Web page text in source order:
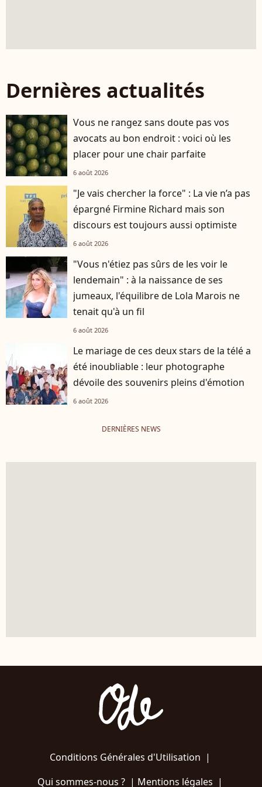
Dernières actualités
Vous ne rangez sans doute pas vos
avocats au bon endroit : voici où les
placer pour une chair parfaite
6 août 2026
"Je vais chercher la force" : La vie n’a pas
épargné Firmine Richard mais son
discours est toujours aussi optimiste
6 août 2026
"Vous n'étiez pas sûrs de les voir le
lendemain" : à la naissance de ses
jumeaux, l'équilibre de Lola Marois ne
tenait qu'à un fil
6 août 2026
Le mariage de ces deux stars de la télé a
été inoubliable : leur photographe
dévoile des souvenirs pleins d'émotion
6 août 2026
DERNIÈRES NEWS
Conditions Générales d'Utilisation |
Qui sommes-nous ?| Mentions légales |